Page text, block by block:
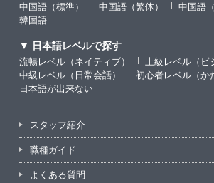
中国語（標準） 中国語（繁体） 中国語
韓国語
▼ 日本語レベルで探す
流暢レベル（ネイティブ）
上級レベル（ビ
中級レベル（日常会話）
初心者レベル（か
日本語が出来ない
スタッフ紹介
職種ガイド
よくある質問